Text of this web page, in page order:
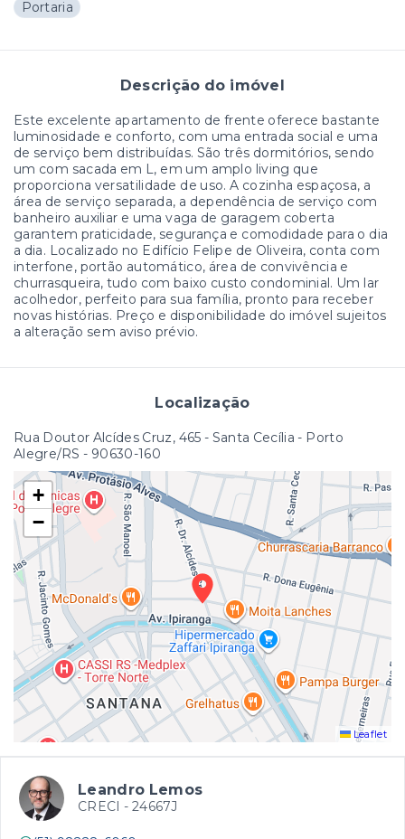
Portaria
Descrição do imóvel
Este excelente apartamento de frente oferece bastante
luminosidade e conforto, com uma entrada social e uma
de serviço bem distribuídas. São três dormitórios, sendo
um com sacada em L, em um amplo living que
proporciona versatilidade de uso. A cozinha espaçosa, a
área de serviço separada, a dependência de serviço com
banheiro auxiliar e uma vaga de garagem coberta
garantem praticidade, segurança e comodidade para o dia
a dia. Localizado no Edifício Felipe de Oliveira, conta com
interfone, portão automático, área de convivência e
churrasqueira, tudo com baixo custo condominial. Um lar
acolhedor, perfeito para sua família, pronto para receber
novas histórias. Preço e disponibilidade do imóvel sujeitos
a alteração sem aviso prévio.
Localização
Rua Doutor Alcídes Cruz, 465 - Santa Cecília - Porto
Alegre/RS - 90630-160
+
−
Leaflet
Leandro Lemos
CRECI - 24667J